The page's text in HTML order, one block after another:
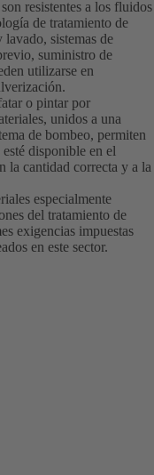
resistentes a los fluidos
de tratamiento de
lavado, sistemas de
suministro de
utilizarse en
o pintar por
unidos a una
de bombeo, permiten
disponible en el
la cantidad correcta y a la
especialmente
del tratamiento de
exigencias impuestas
en este sector.